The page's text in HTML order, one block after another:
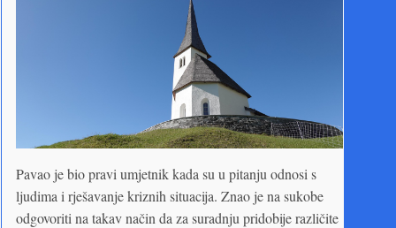
Pavao je bio pravi umjetnik kada su u pitanju odnosi s
ljudima i rješavanje kriznih situacija. Znao je na sukobe
odgovoriti na takav način da za suradnju pridobije različite